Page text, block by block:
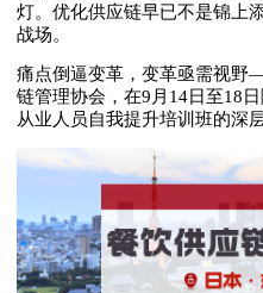
灯。优化供应链早已不是锦上
战场。
痛点倒逼变革，变革亟需视
链管理协会，在9月14日至18
从业人员自我提升培训班的深